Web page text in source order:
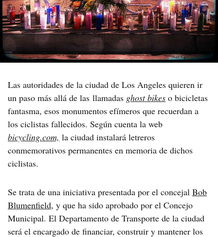
Las autoridades de la ciudad de Los Angeles quieren ir
un paso más allá de las llamadas ghost bikes o bicicletas
fantasma, esos monumentos efímeros que recuerdan a
los ciclistas fallecidos. Según cuenta la web
bicycling.com, la ciudad instalará letreros
conmemorativos permanentes en memoria de dichos
ciclistas.
Se trata de una iniciativa presentada por el concejal Bob
Blumenfield, y que ha sido aprobado por el Concejo
Municipal. El Departamento de Transporte de la ciudad
será el encargado de financiar, construir y mantener los